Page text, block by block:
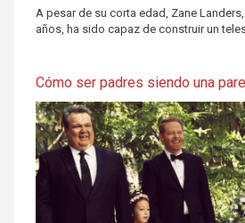
A pesar de su corta edad, Zane
años, ha sido capaz de construir un
Cómo ser padres siendo una